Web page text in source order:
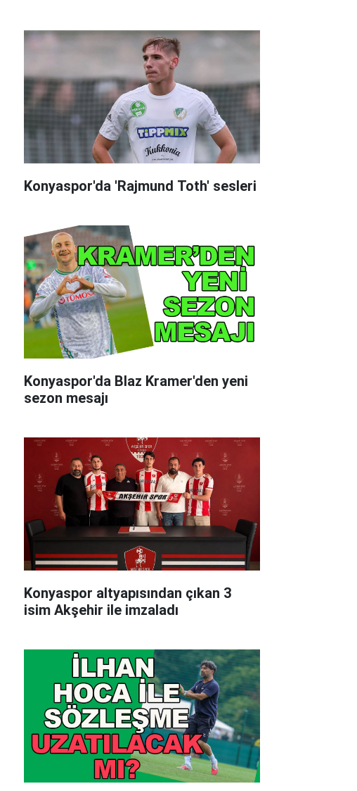
Konyaspor'da 'Rajmund Toth' sesleri
Konyaspor'da Blaz Kramer'den yeni
sezon mesajı
Konyaspor altyapısından çıkan 3
isim Akşehir ile imzaladı